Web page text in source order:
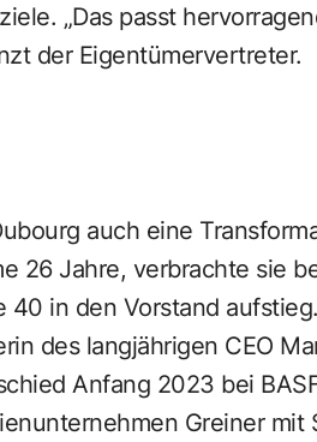
„Das passt
der Eigentümervertreter.
auch eine
26 Jahre, verbrachte sie
in den Vorstand
des langjährigen CEO
Anfang 2023 bei
Greiner mit